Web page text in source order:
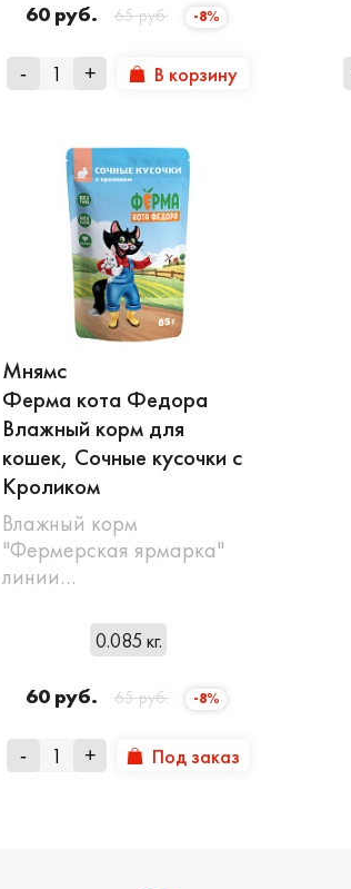
60 руб. 65 руб. -8%
- + В корзину
Мнямс
Ферма кота Федора
Влажный корм для
кошек, Сочные кусочки с
Кроликом
Влажный корм
"Фермерская ярмарка"
линии…
0.085 кг.
60 руб. 65 руб. -8%
- + Под заказ